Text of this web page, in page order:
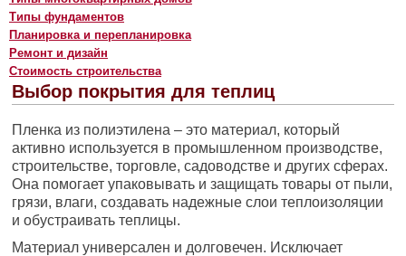
Типы фундаментов
Планировка и перепланировка
Ремонт и дизайн
Стоимость строительства
Выбор покрытия для теплиц
Пленка из полиэтилена – это материал, который
активно используется в промышленном производстве,
строительстве, торговле, садоводстве и других сферах.
Она помогает упаковывать и защищать товары от пыли,
грязи, влаги, создавать надежные слои теплоизоляции
и обустраивать теплицы.
Материал универсален и долговечен. Исключает